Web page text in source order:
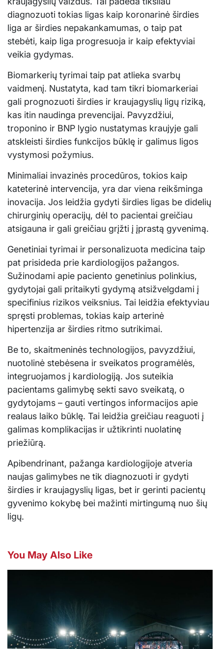
diagnozuoti tokias ligas kaip koronarinė širdies
liga ar širdies nepakankamumas, o taip pat
stebėti, kaip liga progresuoja ir kaip efektyviai
veikia gydymas.
Biomarkerių tyrimai taip pat atlieka svarbų
vaidmenį. Nustatyta, kad tam tikri biomarkeriai
gali prognozuoti širdies ir kraujagyslių ligų riziką,
kas itin naudinga prevencijai. Pavyzdžiui,
troponino ir BNP lygio nustatymas kraujyje gali
atskleisti širdies funkcijos būklę ir galimus ligos
vystymosi požymius.
Minimaliai invazinės procedūros, tokios kaip
kateterinė intervencija, yra dar viena reikšminga
inovacija. Jos leidžia gydyti širdies ligas be didelių
chirurginių operacijų, dėl to pacientai greičiau
atsigauna ir gali greičiau grįžti į įprastą gyvenimą.
Genetiniai tyrimai ir personalizuota medicina taip
pat prisideda prie kardiologijos pažangos.
Sužinodami apie paciento genetinius polinkius,
gydytojai gali pritaikyti gydymą atsižvelgdami į
specifinius rizikos veiksnius. Tai leidžia efektyviau
spręsti problemas, tokias kaip arterinė
hipertenzija ar širdies ritmo sutrikimai.
Be to, skaitmeninės technologijos, pavyzdžiui,
nuotolinė stebėsena ir sveikatos programėlės,
integruojamos į kardiologiją. Jos suteikia
pacientams galimybę sekti savo sveikatą, o
gydytojams – gauti vertingos informacijos apie
realaus laiko būklę. Tai leidžia greičiau reaguoti į
galimas komplikacijas ir užtikrinti nuolatinę
priežiūrą.
Apibendrinant, pažanga kardiologijoje atveria
naujas galimybes ne tik diagnozuoti ir gydyti
širdies ir kraujagyslių ligas, bet ir gerinti pacientų
gyvenimo kokybę bei mažinti mirtingumą nuo šių
ligų.
You May Also Like